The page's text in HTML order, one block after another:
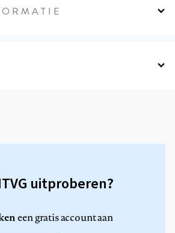
uitproberen?
een gratis account aan